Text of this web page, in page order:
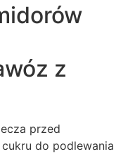
z
przed
do podlewania